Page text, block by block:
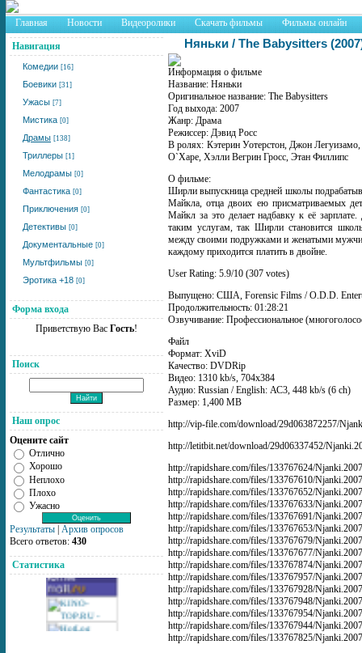
Главная Новости Видеоролики Скачать фильмы Фильмы онлайн
Навигация
Комедии [16]
Боевики [31]
Ужасы [7]
Мистика [0]
Драмы [138]
Триллеры [1]
Мелодрамы [0]
Фантастика [0]
Приключения [0]
Детективы [0]
Документальные [0]
Мультфильмы [0]
Эротика +18 [0]
Форма входа
Приветствую Вас Гость!
Поиск
Наш опрос
Оцените сайт
Отлично
Хорошо
Неплохо
Плохо
Ужасно
Результаты Архив опросов
Всего ответов: 430
Статистика
Няньки / The Babysitters
Информация о фильме
Название: Няньки
Оригинальное название: The Babysitters
Год выхода: 2007
Жанр: Драма
Режиссер: Дэвид Росс
В ролях: Кэтерин Уотерстон, Джон
О`Харе, Хэлли Вегрин Гросс, Этан Филлипс
О фильме:
Ширли выпускница средней школы
Майкла, отца двоих ею присматриваемых
Майкл за это делает надбавку к её
таким услугам, так Ширли становится
между своими подружками и женатыми
каждому приходится платить в двойне.
User Rating: 5.9/10 (307 votes)
Выпущено: США, Forensic Films / O.D.D.
Продолжительность: 01:28:21
Озвучивание: Профессиональное
Файл
Формат: XviD
Качество: DVDRip
Видео: 1310 kb/s, 704x384
Аудио: Russian / English: АС3, 448 kb/s (6 ch)
Размер: 1,400 MB
http://vip-file.com/download/29d063872257/
http://letitbit.net/download/29d06337452/
http://rapidshare.com/files/133767624/
http://rapidshare.com/files/133767610/
http://rapidshare.com/files/133767652/
http://rapidshare.com/files/133767633/
http://rapidshare.com/files/133767691/
http://rapidshare.com/files/133767653/
http://rapidshare.com/files/133767679/
http://rapidshare.com/files/133767677/
http://rapidshare.com/files/133767874/
http://rapidshare.com/files/133767957/
http://rapidshare.com/files/133767928/
http://rapidshare.com/files/133767948/
http://rapidshare.com/files/133767954/
http://rapidshare.com/files/133767944/
http://rapidshare.com/files/133767825/